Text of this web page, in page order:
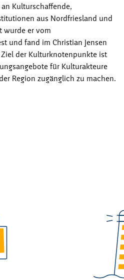
Kulturschaffende,
aus Nordfriesland und
wurde er vom
und fand im Christian Jensen
der Kulturknotenpunkte ist
für Kulturakteure
Region zugänglich zu machen.